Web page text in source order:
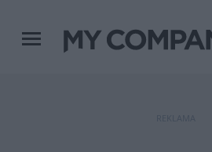
Menu główne